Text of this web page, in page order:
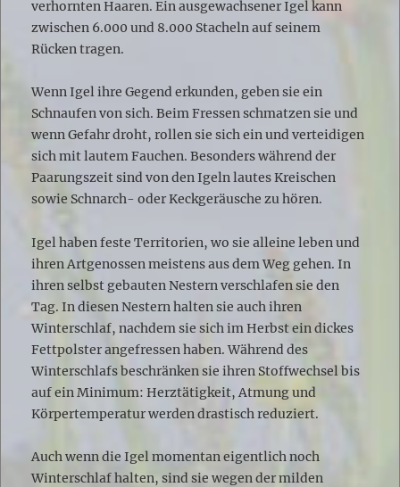
verhornten Haaren. Ein ausgewachsener Igel kann
zwischen 6.000 und 8.000 Stacheln auf seinem
Rücken tragen.
Wenn Igel ihre Gegend erkunden, geben sie ein
Schnaufen von sich. Beim Fressen schmatzen sie und
wenn Gefahr droht, rollen sie sich ein und verteidigen
sich mit lautem Fauchen. Besonders während der
Paarungszeit sind von den Igeln lautes Kreischen
sowie Schnarch- oder Keckgeräusche zu hören.
Igel haben feste Territorien, wo sie alleine leben und
ihren Artgenossen meistens aus dem Weg gehen. In
ihren selbst gebauten Nestern verschlafen sie den
Tag. In diesen Nestern halten sie auch ihren
Winterschlaf, nachdem sie sich im Herbst ein dickes
Fettpolster angefressen haben. Während des
Winterschlafs beschränken sie ihren Stoffwechsel bis
auf ein Minimum: Herztätigkeit, Atmung und
Körpertemperatur werden drastisch reduziert.
Auch wenn die Igel momentan eigentlich noch
Winterschlaf halten, sind sie wegen der milden